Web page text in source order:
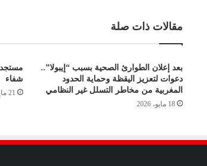
مقالات ذات صلة
بعد إعلان الطوارئ الصحية بسبب “إيبولا”..
دعوات لتعزيز اليقظة وحماية الحدود
المغربية من مخاطر التسلل غير النظامي
18 مايو، 2026
شفاء
21 مايو، 2020